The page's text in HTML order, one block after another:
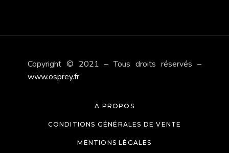
Copyright © 2021 – Tous droits réservés –
www.osprey.fr
A PROPOS
CONDITIONS GÉNÉRALES DE VENTE
MENTIONS LÉGALES